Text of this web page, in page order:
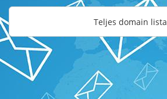
Teljes domain lista